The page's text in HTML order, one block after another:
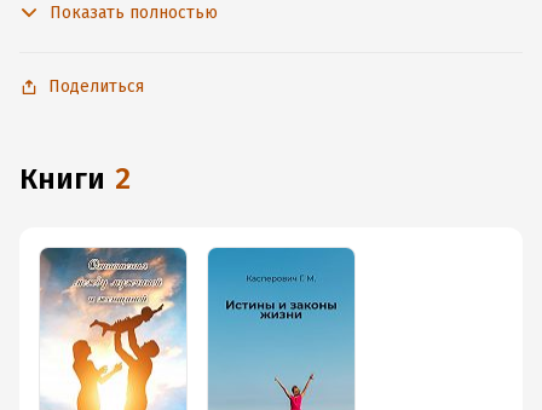
с любимыми произведениями даже без подключения
Показать полностью
Поделиться
книги 2